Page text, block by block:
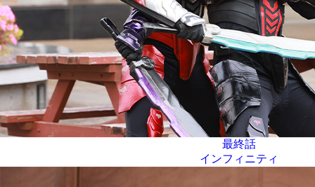
最終話
インフィニティ